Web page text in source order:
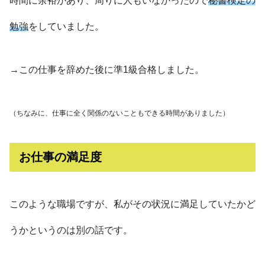
勉強をしていました。
→この仕事を辞めた後に準1級合格しました。
（ちなみに、仕事に全く関係のないこともできる時間がありました）
お仕事の満足度
このような職場ですが、私がその状況に満足していたかど
うかというのは別の話です。